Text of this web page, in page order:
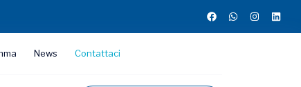
News Contattaci